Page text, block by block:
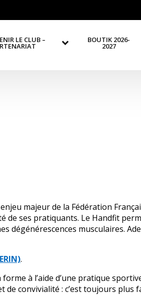
LE CLUB – BOUTIK 2026-
2027
majeur de la Fédération
de ses pratiquants. Le Handfit
dégénérescences musculaires.
.
à l’aide d’une pratique
convivialité : c’est toujours plus